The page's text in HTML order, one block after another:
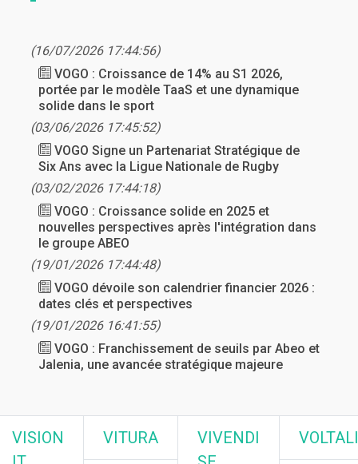
(16/07/2026 17:44:56)
VOGO : Croissance de 14% au S1 2026,
portée par le modèle TaaS et une dynamique
solide dans le sport
(03/06/2026 17:45:52)
VOGO Signe un Partenariat Stratégique de
Six Ans avec la Ligue Nationale de Rugby
(03/02/2026 17:44:18)
VOGO : Croissance solide en 2025 et
nouvelles perspectives après l'intégration dans
le groupe ABEO
(19/01/2026 17:44:48)
VOGO dévoile son calendrier financier 2026 :
dates clés et perspectives
(19/01/2026 16:41:55)
VOGO : Franchissement de seuils par Abeo et
Jalenia, une avancée stratégique majeure
VISION
VITURA
VIVENDI